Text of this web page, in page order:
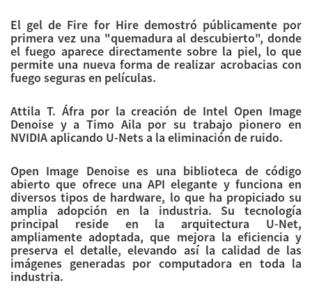
El gel de Fire for Hire demostró públicamente por
primera vez una "quemadura al descubierto", donde
el fuego aparece directamente sobre la piel, lo que
permite una nueva forma de realizar acrobacias con
fuego seguras en películas.
Attila T. Áfra por la creación de Intel Open Image
Denoise y a Timo Aila por su trabajo pionero en
NVIDIA aplicando U-Nets a la eliminación de ruido.
Open Image Denoise es una biblioteca de código
abierto que ofrece una API elegante y funciona en
diversos tipos de hardware, lo que ha propiciado su
amplia adopción en la industria. Su tecnología
principal reside en la arquitectura U-Net,
ampliamente adoptada, que mejora la eficiencia y
preserva el detalle, elevando así la calidad de las
imágenes generadas por computadora en toda la
industria.